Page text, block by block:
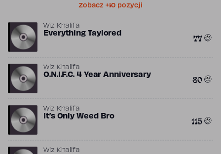
Zobacz +10 pozycji
Wiz Khalifa
Everything Taylored 77
Wiz Khalifa
O.N.I.F.C. 4 Year Anniversary 80
Wiz Khalifa
It’s Only Weed Bro 115
Wiz Khalifa